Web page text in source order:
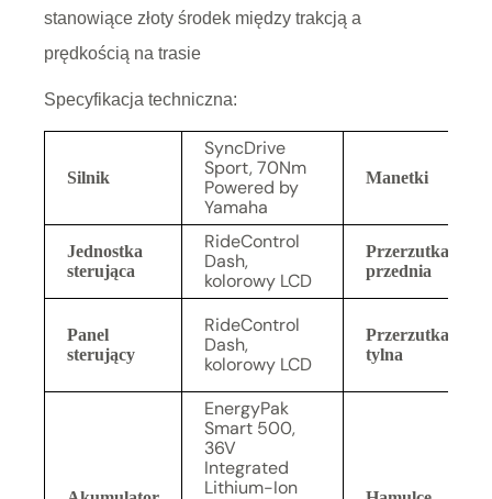
stanowiące złoty środek między trakcją a
prędkością na trasie
Specyfikacja techniczna:
Silnik
SyncDrive
Sport, 70Nm
Powered by
Yamaha
Manetki
Jednostka
sterująca
RideControl
Dash,
kolorowy LCD
Przerzutka
przednia
Panel
sterujący
RideControl
Dash,
kolorowy LCD
Przerzutka
tylna
EnergyPak
Smart 500,
36V
Integrated
Lithium-Ion